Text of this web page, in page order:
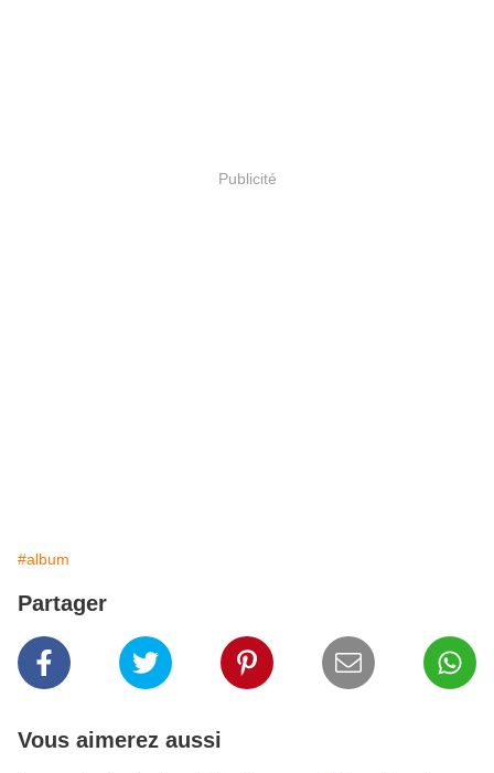
Publicité
#album
Partager
Vous aimerez aussi